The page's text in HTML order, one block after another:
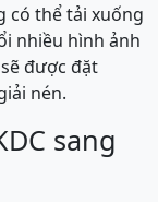
có thể tải xuống
nhiều hình ảnh
được đặt
nén.
sang